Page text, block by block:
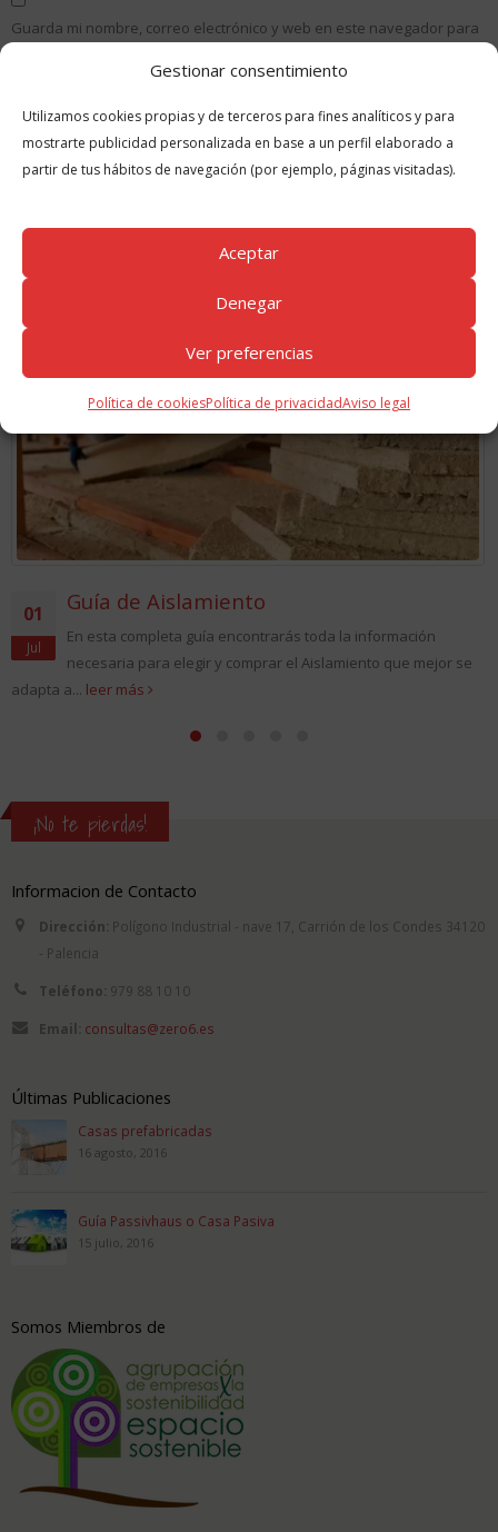
Gestionar consentimiento
Utilizamos cookies propias y de terceros para fines analíticos y para
mostrarte publicidad personalizada en base a un perfil elaborado a
partir de tus hábitos de navegación (por ejemplo, páginas visitadas).
Aceptar
Denegar
Ver preferencias
Política de cookiesPolítica de privacidadAviso legal
Guarda mi nombre, correo electrónico y web en este navegador para
GUÍAS
01
Jul
Guía de Aislamiento
En esta completa guía encontrarás toda la información
necesaria para elegir y comprar el Aislamiento que mejor se
adapta a... leer más
¡No te pierdas!
Informacion de Contacto
Dirección: Polígono Industrial - nave 17, Carrión de los Condes 34120
- Palencia
Teléfono: 979 88 10 10
Email: consultas@zero6.es
Últimas Publicaciones
Casas prefabricadas
16 agosto, 2016
Guía Passivhaus o Casa Pasiva
15 julio, 2016
Somos Miembros de